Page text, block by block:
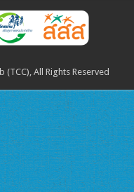
All Rights Reserved